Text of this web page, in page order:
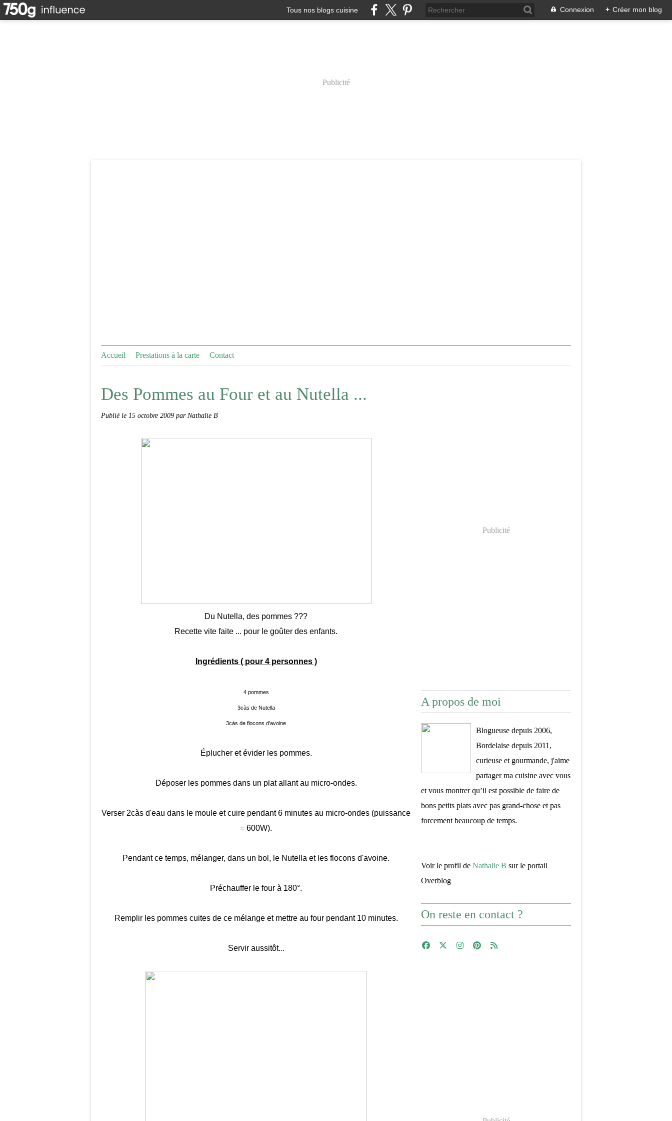
Tous nos blogs cuisine Connexion + Créer mon blog
Publicité
Accueil Prestations à la carte Contact
Des Pommes au Four et au Nutella ...
Publié le 15 octobre 2009 par Nathalie B
Du Nutella, des pommes ???
Recette vite faite ... pour le goûter des enfants.
Ingrédients ( pour 4 personnes )
4 pommes
3càs de Nutella
3càs de flocons d'avoine
Éplucher et évider les pommes.
Déposer les pommes dans un plat allant au micro-ondes.
Verser 2càs d'eau dans le moule et cuire pendant 6 minutes au micro-ondes (puissance
= 600W).
Pendant ce temps, mélanger, dans un bol, le Nutella et les flocons d'avoine.
Préchauffer le four à 180°.
Remplir les pommes cuites de ce mélange et mettre au four pendant 10 minutes.
Servir aussitôt...
Publicité
A propos de moi
Blogueuse depuis 2006,
Bordelaise depuis 2011,
curieuse et gourmande, j'aime
partager ma cuisine avec vous
et vous montrer qu’il est possible de faire de
bons petits plats avec pas grand-chose et pas
forcement beaucoup de temps.
Voir le profil de Nathalie B sur le portail
Overblog
On reste en contact ?